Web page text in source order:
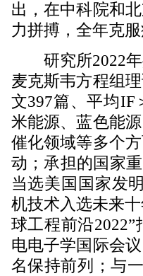
出，在中科院和
力拼搏，全年克
研究所2022年
麦克斯韦方程组
文397篇、平均IF
米能源、蓝色能
催化领域等多个
动；承担的国家
当选美国国家发
机技术入选未来
球工程前沿
电电子学国际会
名保持前列；与